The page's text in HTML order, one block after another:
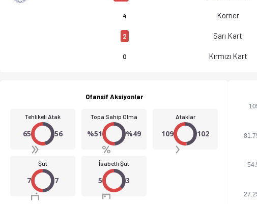
4 Korner
2 Sarı Kart
0 Kırmızı Kart
Ofansif Aksiyonlar
Tehlikeli Atak
65 56
Topa Sahip Olma
%51 %49
Ataklar
109 102
Şut
7 7
İsabetli Şut
5 3